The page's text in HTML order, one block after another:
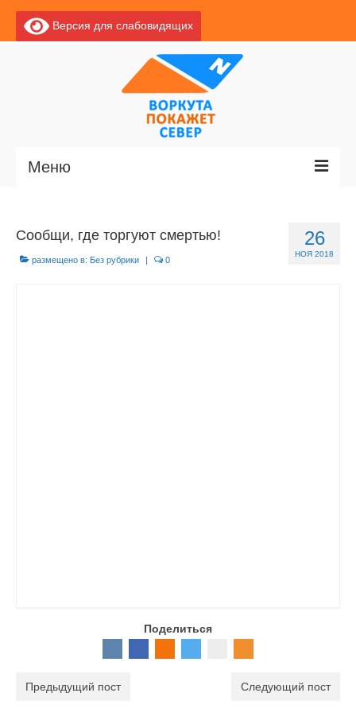
Версия для слабовидящих
Меню
Новости 26
НОЯ 2018
Сообщи, где торгуют смертью!
размещено в: Без рубрики | 0
Поделиться
Предыдущий пост Следующий пост